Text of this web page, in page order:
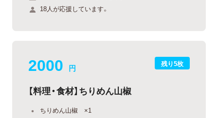
18人が応援しています。
残り5枚
2000 円
【料理・食材】ちりめん山椒
ちりめん山椒 ×1